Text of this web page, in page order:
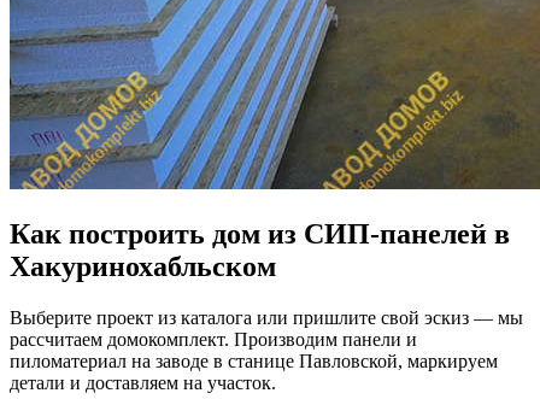
Как построить дом из СИП-панелей в
Хакуринохабльском
Выберите проект из каталога или пришлите свой эскиз — мы
рассчитаем домокомплект. Производим панели и
пиломатериал на заводе в станице Павловской, маркируем
детали и доставляем на участок.